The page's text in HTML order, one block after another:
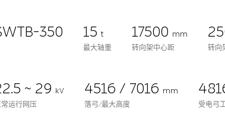
350 15t
最大轴重
17500 mm
转向架中心距
转向
~ 29
kV
常运行网压
4516 / 7016 mm
落弓/最大高度
受电弓